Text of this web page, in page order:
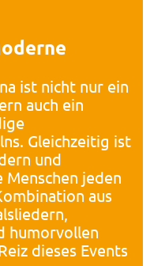
ist nicht nur ein
auch ein
Gleichzeitig ist
und
jeden
aus
humorvollen
dieses Events